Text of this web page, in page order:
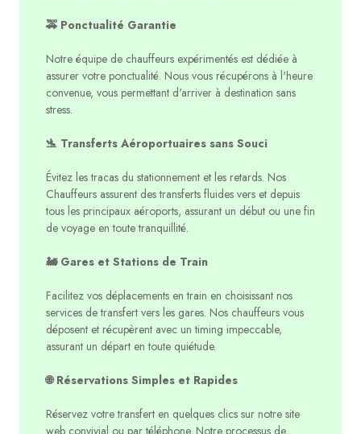
🚕 Ponctualité Garantie
Notre équipe de chauffeurs expérimentés est dédiée à
assurer votre ponctualité. Nous vous récupérons à l'heure
convenue, vous permettant d'arriver à destination sans
stress.
🛬 Transferts Aéroportuaires sans Souci
Évitez les tracas du stationnement et les retards. Nos
Chauffeurs assurent des transferts fluides vers et depuis
tous les principaux aéroports, assurant un début ou une fin
de voyage en toute tranquillité.
🚂 Gares et Stations de Train
Facilitez vos déplacements en train en choisissant nos
services de transfert vers les gares. Nos chauffeurs vous
déposent et récupèrent avec un timing impeccable,
assurant un départ en toute quiétude.
🌐 Réservations Simples et Rapides
Réservez votre transfert en quelques clics sur notre site
web convivial ou par téléphone. Notre processus de